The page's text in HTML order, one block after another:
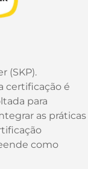
(SKP).
certificação é
para
as práticas
como